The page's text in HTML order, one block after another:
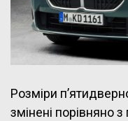
Розміри
змінені порівняно